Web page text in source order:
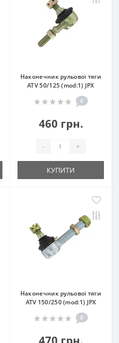
Наконечник рульової тяги
ATV 50/125 (mod:1) JPX
0
460 грн.
- +
КУПИТИ
Наконечник рульової тяги
ATV 150/250 (mod:1) JPX
0
470 грн.